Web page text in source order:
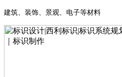
建筑、装饰、景观、电子等材料